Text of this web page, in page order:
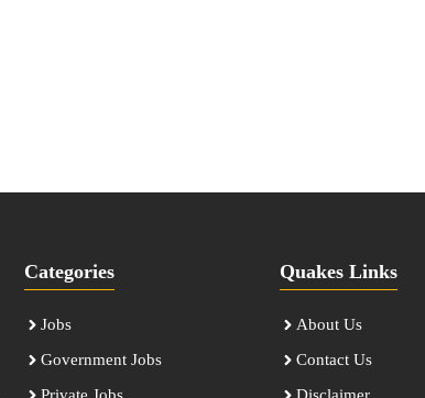
Categories
Jobs
Government Jobs
Quakes Links
About Us
Contact Us